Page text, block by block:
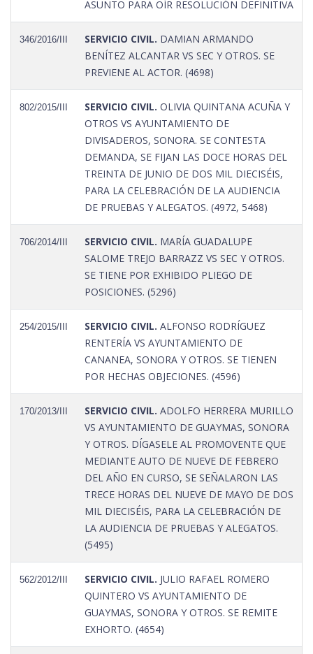
ASUNTO PARA OÍR RESOLUCIÓN DEFINITIVA
346/2016/III SERVICIO CIVIL. DAMIAN ARMANDO
BENÍTEZ ALCANTAR VS SEC Y OTROS. SE
PREVIENE AL ACTOR. (4698)
802/2015/III SERVICIO CIVIL. OLIVIA QUINTANA ACUÑA Y
OTROS VS AYUNTAMIENTO DE
DIVISADEROS, SONORA. SE CONTESTA
DEMANDA, SE FIJAN LAS DOCE HORAS DEL
TREINTA DE JUNIO DE DOS MIL DIECISÉIS,
PARA LA CELEBRACIÓN DE LA AUDIENCIA
DE PRUEBAS Y ALEGATOS. (4972, 5468)
706/2014/III SERVICIO CIVIL. MARÍA GUADALUPE
SALOME TREJO BARRAZZ VS SEC Y OTROS.
SE TIENE POR EXHIBIDO PLIEGO DE
POSICIONES. (5296)
254/2015/III SERVICIO CIVIL. ALFONSO RODRÍGUEZ
RENTERÍA VS AYUNTAMIENTO DE
CANANEA, SONORA Y OTROS. SE TIENEN
POR HECHAS OBJECIONES. (4596)
170/2013/III SERVICIO CIVIL. ADOLFO HERRERA MURILLO
VS AYUNTAMIENTO DE GUAYMAS, SONORA
Y OTROS. DÍGASELE AL PROMOVENTE QUE
MEDIANTE AUTO DE NUEVE DE FEBRERO
DEL AÑO EN CURSO, SE SEÑALARON LAS
TRECE HORAS DEL NUEVE DE MAYO DE DOS
MIL DIECISÉIS, PARA LA CELEBRACIÓN DE
LA AUDIENCIA DE PRUEBAS Y ALEGATOS.
(5495)
562/2012/III SERVICIO CIVIL. JULIO RAFAEL ROMERO
QUINTERO VS AYUNTAMIENTO DE
GUAYMAS, SONORA Y OTROS. SE REMITE
EXHORTO. (4654)